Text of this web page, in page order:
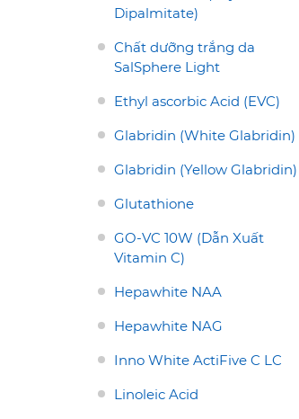
Dipalmitate)
Chất dưỡng trắng da
SalSphere Light
Ethyl ascorbic Acid (EVC)
Glabridin (White Glabridin)
Glabridin (Yellow Glabridin)
Glutathione
GO-VC 10W (Dẫn Xuất
Vitamin C)
Hepawhite NAA
Hepawhite NAG
Inno White ActiFive C LC
Linoleic Acid